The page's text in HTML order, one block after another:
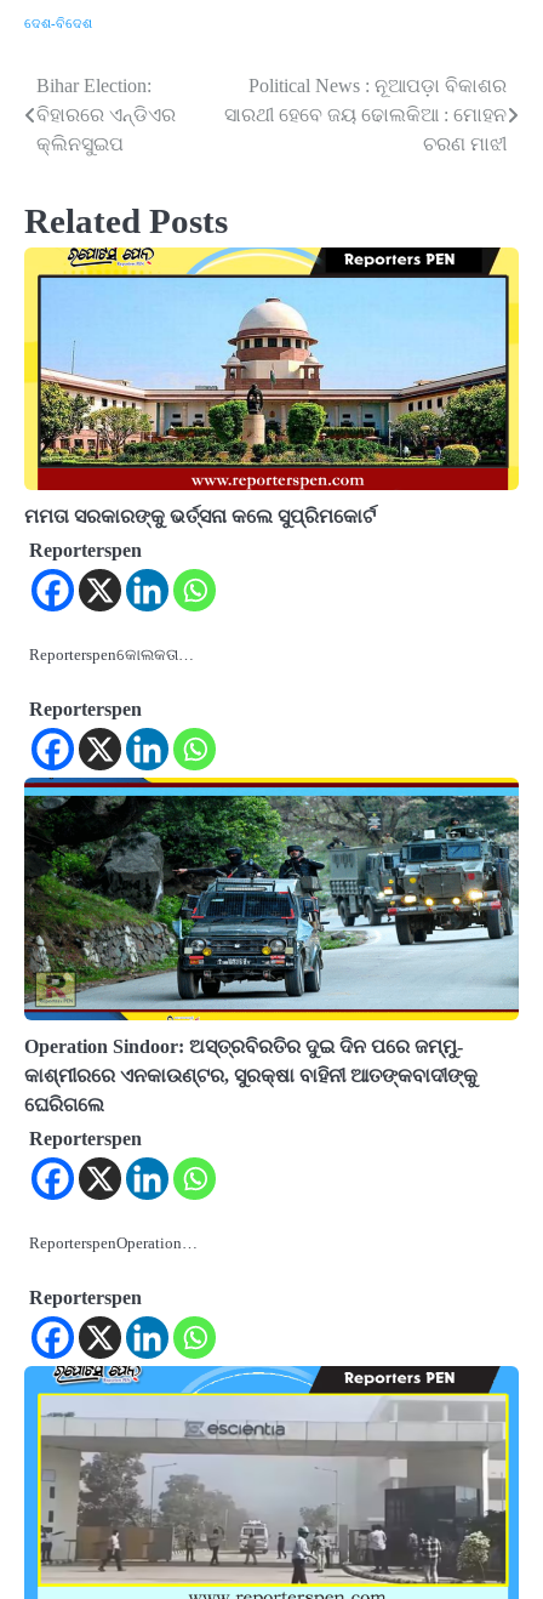
ଦେଶ-ବିଦେଶ
Post
navigation
Bihar Election:
ବିହାରରେ ଏନ୍‌ଡିଏର
କ୍ଲିନସୁଇପ
Political News : ନୂଆପଡ଼ା ବିକାଶର
ସାରଥୀ ହେବେ ଜୟ ଢୋଲକିଆ : ମୋହନ
ଚରଣ ମାଝୀ
Related Posts
ମମତା ସରକାରଙ୍କୁ ଭର୍ତ୍ସନା କଲେ ସୁପ୍ରିମକୋର୍ଟ
Reporterspen
Reporterspenକୋଲକତା…
Reporterspen
Operation Sindoor: ଅସ୍ତ୍ରବିରତିର ଦୁଇ ଦିନ ପରେ ଜମ୍ମୁ-
କାଶ୍ମୀରରେ ଏନକାଉଣ୍ଟର, ସୁରକ୍ଷା ବାହିନୀ ଆତଙ୍କବାଦୀଙ୍କୁ
ଘେରିଗଲେ
Reporterspen
ReporterspenOperation…
Reporterspen